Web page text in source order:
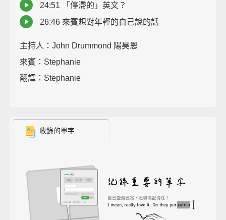
24:51 「停滯的」英文？
26:46 來賓想對年輕的自己說的話
主持人：John Drummond 陽昊恩
來賓：Stephanie
翻譯：Stephanie
收錄的單字